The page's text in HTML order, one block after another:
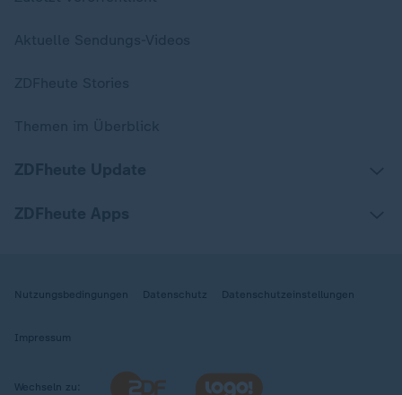
Nutzungsbedingungen Datenschutz Datenschutzeinstellungen
Impressum
Wechseln zu: